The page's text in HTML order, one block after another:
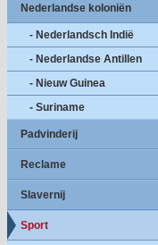
Nederlandse koloniën
- Nederlandsch Indië
- Nederlandse Antillen
- Nieuw Guinea
- Suriname
Padvinderij
Reclame
Slavernij
Sport